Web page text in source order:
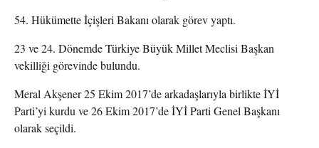
54. Hükümette İçişleri Bakanı olarak görev yaptı.
23 ve 24. Dönemde Türkiye Büyük Millet Meclisi Başkan
vekilliği görevinde bulundu.
Meral Akşener 25 Ekim 2017’de arkadaşlarıyla birlikte İYİ
Parti’yi kurdu ve 26 Ekim 2017’de İYİ Parti Genel Başkanı
olarak seçildi.